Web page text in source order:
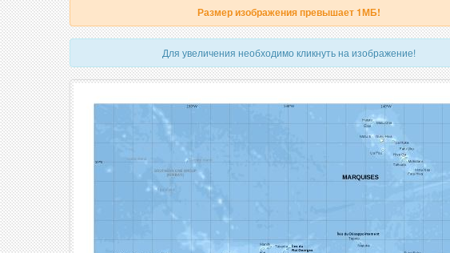
Размер изображения превышает 1МБ!
Для увеличения необходимо кликнуть на изображение!